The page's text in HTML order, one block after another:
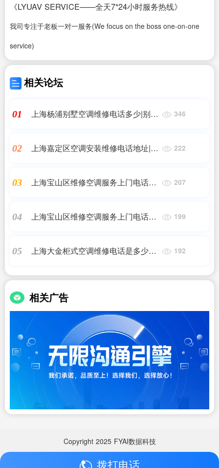
《LYUAV SERVICE——全天7*24小时服务热线》
我司专注于老板一对一服务(We focus on the boss one-on-one
service)
相关论坛
01
上海杨浦别墅空调维修电话多少|别墅
346
02
上海嘉定区空调安装维修电话地址|上
222
03
上海宝山区维修空调服务上门电话号
207
04
上海宝山区维修空调服务上门电话号
199
05
上海大金柜式空调维修电话是多少号,
少,上门维修
192
相关广告
Copyright 2025 FYAI数据科技
拨打电话
Copyright 2025 FYAI数据科技